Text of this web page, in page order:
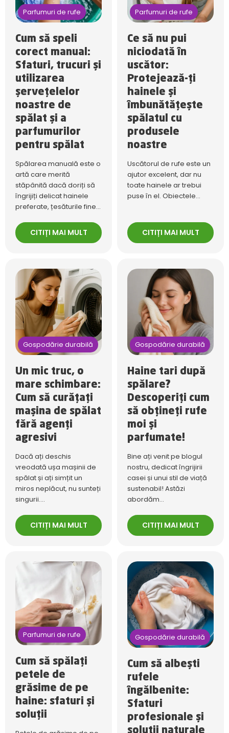
Parfumuri de rufe
Cum să speli
corect manual:
Sfaturi, trucuri și
utilizarea
șervețelelor
noastre de
spălat și a
parfumurilor
pentru spălat
Spălarea manuală este o
artă care merită
stăpânită dacă doriți să
îngrijiți delicat hainele
preferate, țesăturile fine...
CITIȚI MAI MULT
Parfumuri de rufe
Ce să nu pui
niciodată în
uscător:
Protejează-ți
hainele și
îmbunătățește
spălatul cu
produsele
noastre
Uscătorul de rufe este un
ajutor excelent, dar nu
toate hainele ar trebui
puse în el. Obiectele...
CITIȚI MAI MULT
Gospodărie durabilă
Un mic truc, o
mare schimbare:
Cum să curățați
mașina de spălat
fără agenți
agresivi
Dacă ați deschis
vreodată ușa mașinii de
spălat și ați simțit un
miros neplăcut, nu sunteți
singurii....
CITIȚI MAI MULT
Gospodărie durabilă
Haine tari după
spălare?
Descoperiți cum
să obțineți rufe
moi și
parfumate!
Bine ați venit pe blogul
nostru, dedicat îngrijirii
casei și unui stil de viață
sustenabil! Astăzi
abordăm...
CITIȚI MAI MULT
Parfumuri de rufe
Cum să spălați
petele de
grăsime de pe
haine: sfaturi și
soluții
Gospodărie durabilă
Cum să albești
rufele
îngălbenite:
Sfaturi
profesionale și
soluții naturale